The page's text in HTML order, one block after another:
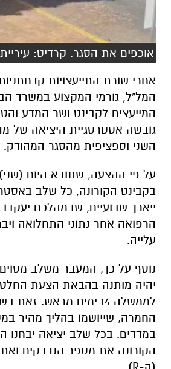
אוכפים את הסגר. קרדיט:
אחרי שורת התייעצויות
המל"ל, גורמי המקצוע במשרד
המייעצים לקבינט ושר המדע
גובשה אסטרטגיית היציאה של
השני וספציפית מהסגר המהודק.
על פי ההצעה, שתובא היום (שני)
בקבינט הקורונה, כל שלב
ייארך שבועיים, שבמהלכם
הרפואה אחר נתוני התחלואה
עלייה.
נוסף על כך, המעבר משלב
יהיה מותנה בהבאת הצעת
לממשלה 14 ימים מראש.
החמרה, שייושמו בהליך מהיר
במדדים. בכל שלב יציאה יבחנו
הקורונה את מספר הנדבקים